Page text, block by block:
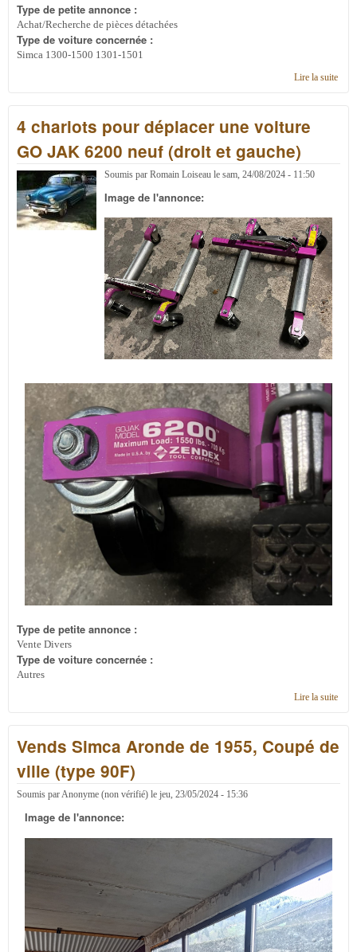
Type de petite annonce :
Achat/Recherche de pièces détachées
Type de voiture concernée :
Simca 1300-1500 1301-1501
Lire la suitede
4 chariots pour déplacer une voiture
GO JAK 6200 neuf (droit et gauche)
Soumis par Romain Loiseau le sam, 24/08/2024 - 11:50
Image de l'annonce:
Type de petite annonce :
Vente Divers
Type de voiture concernée :
Autres
Lire la suitede 4
une
Vends Simca Aronde de 1955, Coupé de
ville (type 90F)
Soumis parAnonyme (non vérifié) le jeu, 23/05/2024 - 15:36
Image de l'annonce: